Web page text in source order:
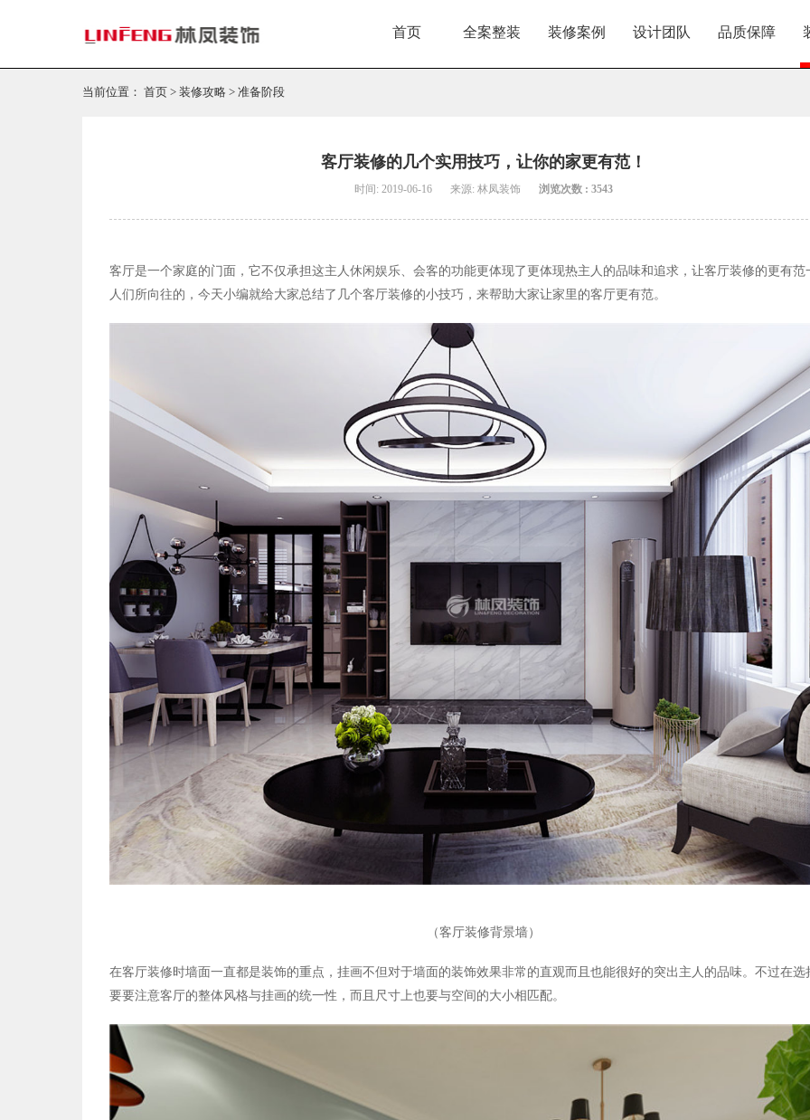
首页 全案整装 装修案例 设计团队 品质保障
当前位置： 首页 > 装修攻略 > 准备阶段
客厅装修的几个实用技巧，让你的家更有范！
时间: 2019-06-16 来源: 林凤装饰 浏览次数 : 3543
客厅是一个家庭的门面，它不仅承担这主人休闲娱乐、会客的功能更体现了更体现热主人的品味和追求，让客厅装修的更有范
人们所向往的，今天小编就给大家总结了几个客厅装修的小技巧，来帮助大家让家里的客厅更有范。
（客厅装修背景墙）
在客厅装修时墙面一直都是装饰的重点，挂画不但对于墙面的装饰效果非常的直观而且也能很好的突出主人的品味。不过在选
要要注意客厅的整体风格与挂画的统一性，而且尺寸上也要与空间的大小相匹配。